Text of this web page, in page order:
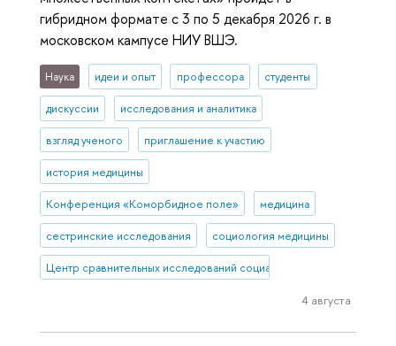
гибридном формате с 3 по 5 декабря 2026 г. в
московском кампусе НИУ ВШЭ.
Наука идеи и опыт профессора студенты
дискуссии исследования и аналитика
взгляд ученого приглашение к участию
история медицины
Конференция «Коморбидное поле» медицина
сестринские исследования социология медицины
Центр сравнительных исследований социального благополучия
4 августа